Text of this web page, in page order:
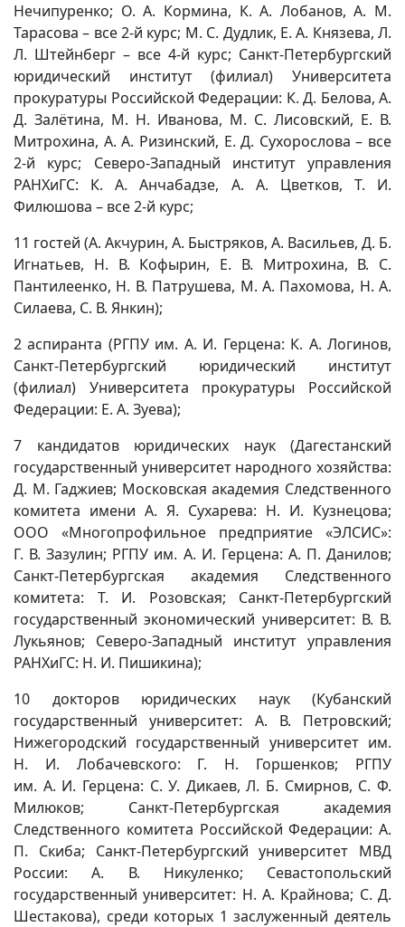
Нечипуренко; О. А. Кормина, К. А. Лобанов, А. М.
Тарасова – все 2-й курс; М. С. Дудлик, Е. А. Князева, Л.
Л. Штейнберг – все 4-й курс; Санкт-Петербургский
юридический институт (филиал) Университета
прокуратуры Российской Федерации: К. Д. Белова, А.
Д. Залётина, М. Н. Иванова, М. С. Лисовский, Е. В.
Митрохина, А. А. Ризинский, Е. Д. Сухорослова – все
2-й курс; Северо-Западный институт управления
РАНХиГС: К. А. Анчабадзе, А. А. Цветков, Т. И.
Филюшова – все 2-й курс;
11 гостей (А. Акчурин, А. Быстряков, А. Васильев, Д. Б.
Игнатьев, Н. В. Кофырин, Е. В. Митрохина, В. С.
Пантилеенко, Н. В. Патрушева, М. А. Пахомова, Н. А.
Силаева, С. В. Янкин);
2 аспиранта (РГПУ им. А. И. Герцена: К. А. Логинов,
Санкт-Петербургский юридический институт
(филиал) Университета прокуратуры Российской
Федерации: Е. А. Зуева);
7 кандидатов юридических наук (Дагестанский
государственный университет народного хозяйства:
Д. М. Гаджиев; Московская академия Следственного
комитета имени А. Я. Сухарева: Н. И. Кузнецова;
ООО «Многопрофильное предприятие «ЭЛСИС»:
Г. В. Зазулин; РГПУ им. А. И. Герцена: А. П. Данилов;
Санкт-Петербургская академия Следственного
комитета: Т. И. Розовская; Санкт-Петербургский
государственный экономический университет: В. В.
Лукьянов; Северо-Западный институт управления
РАНХиГС: Н. И. Пишикина);
10 докторов юридических наук (Кубанский
государственный университет: А. В. Петровский;
Нижегородский государственный университет им.
Н. И. Лобачевского: Г. Н. Горшенков; РГПУ
им. А. И. Герцена: С. У. Дикаев, Л. Б. Смирнов, С. Ф.
Милюков; Санкт-Петербургская академия
Следственного комитета Российской Федерации: А.
П. Скиба; Санкт-Петербургский университет МВД
России: А. В. Никуленко; Севастопольский
государственный университет: Н. А. Крайнова; С. Д.
Шестакова), среди которых 1 заслуженный деятель